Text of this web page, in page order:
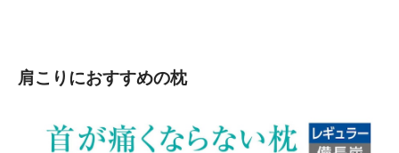
肩こりにおすすめの枕